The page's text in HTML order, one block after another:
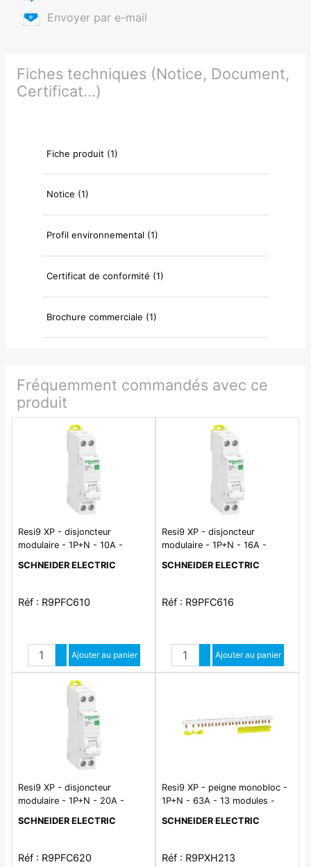
Envoyer par e-mail
Fiches techniques (Notice, Document,
Certificat...)
Fiche produit (1)
Notice (1)
Profil environnemental (1)
Certificat de conformité (1)
Brochure commerciale (1)
Fréquemment commandés avec ce
produit
Resi9 XP - disjoncteur
modulaire - 1P+N - 10A -
SCHNEIDER ELECTRIC
Réf : R9PFC610
Quantité
Augmenter quantité
Diminuer quantité
Ajouter au panier
Resi9 XP - disjoncteur
modulaire - 1P+N - 16A -
SCHNEIDER ELECTRIC
Réf : R9PFC616
Quantité
Augmenter quantité
Diminuer quantité
Ajouter au panier
Resi9 XP - disjoncteur
modulaire - 1P+N - 20A -
SCHNEIDER ELECTRIC
Réf : R9PFC620
Resi9 XP - peigne monobloc -
1P+N - 63A - 13 modules -
SCHNEIDER ELECTRIC
Réf : R9PXH213